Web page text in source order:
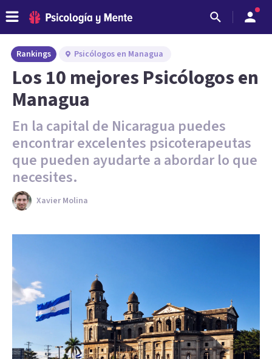
Rankings Psicólogos en Managua
Los 10 mejores Psicólogos en
Managua
En la capital de Nicaragua puedes
encontrar excelentes psicoterapeutas
que pueden ayudarte a abordar lo que
necesites.
Xavier Molina